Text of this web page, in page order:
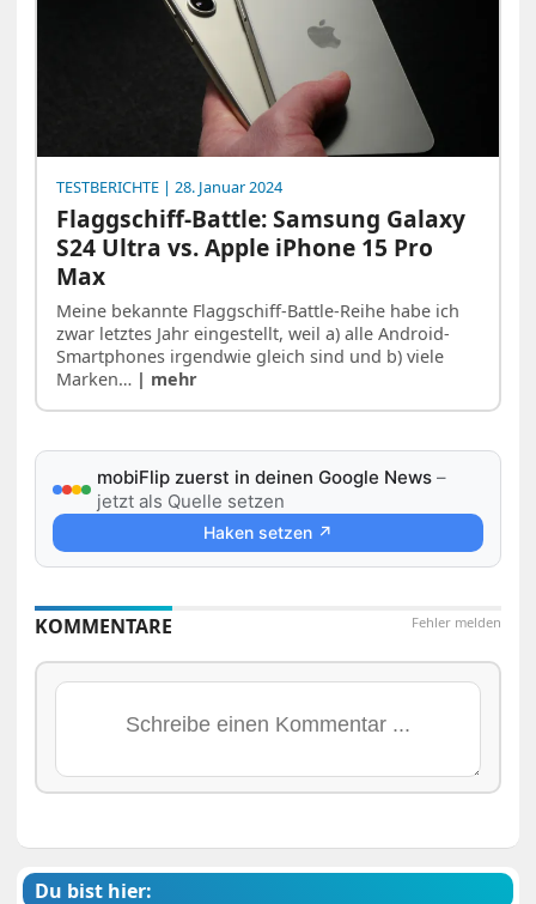
TESTBERICHTE | 28. Januar 2024
Flaggschiff-Battle: Samsung Galaxy
S24 Ultra vs. Apple iPhone 15 Pro
Max
Meine bekannte Flaggschiff-Battle-Reihe habe ich
zwar letztes Jahr eingestellt, weil a) alle Android-
Smartphones irgendwie gleich sind und b) viele
Marken… | mehr
mobiFlip zuerst in deinen Google News –
jetzt als Quelle setzen
Haken setzen ↗
Fehler melden
KOMMENTARE
Du bist hier: